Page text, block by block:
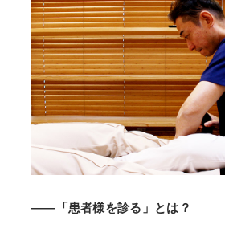
——「患者様を診る」とは？